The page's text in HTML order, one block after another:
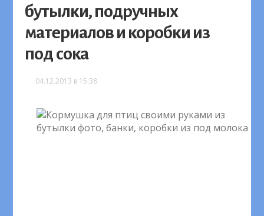
бутылки, подручных
материалов и коробки из
под сока
04.12.2013 в 15:38